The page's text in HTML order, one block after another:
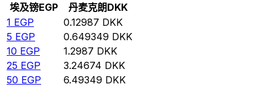
埃及镑EGP 丹麦克朗DKK
1 EGP 0.12987 DKK
5 EGP 0.649349 DKK
10 EGP 1.2987 DKK
25 EGP 3.24674 DKK
50 EGP 6.49349 DKK